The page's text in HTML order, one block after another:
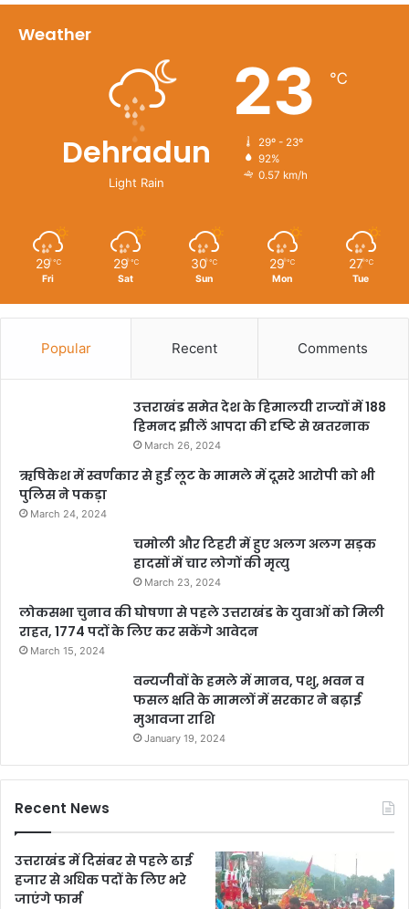
Weather
Dehradun
Light Rain
23 ℃
29º - 23º
92%
0.57 km/h
29 ℃
Fri
29 ℃
Sat
30 ℃
Sun
29 ℃
Mon
27 ℃
Tue
Popular Recent Comments
उत्तराखंड समेत देश के हिमालयी राज्यों में 188
हिमनद झीलें आपदा की दृष्टि से खतरनाक
March 26, 2024
ऋषिकेश में स्वर्णकार से हुई लूट के मामले में दूसरे आरोपी को भी
पुलिस ने पकड़ा
March 24, 2024
चमोली और टिहरी में हुए अलग अलग सड़क
हादसों में चार लोगों की मृत्यु
March 23, 2024
लोकसभा चुनाव की घोषणा से पहले उत्तराखंड के युवाओं को मिली
राहत, 1774 पदों के लिए कर सकेंगे आवेदन
March 15, 2024
वन्यजीवों के हमले में मानव, पशु, भवन व
फसल क्षति के मामलों में सरकार ने बढ़ाई
मुआवजा राशि
January 19, 2024
Recent News
उत्तराखंड में दिसंबर से पहले ढाई
हजार से अधिक पदों के लिए भरे
जाएंगे फार्म